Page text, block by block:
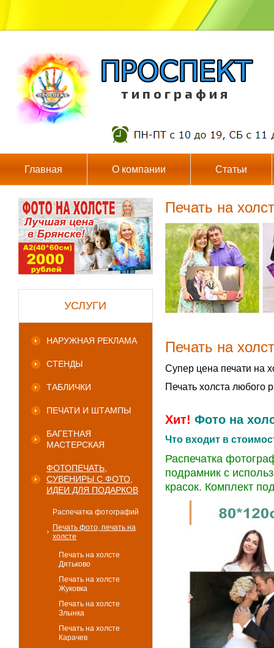
т и п о г р а ф и я
Главная О компании Статьи
УСЛУГИ
НАРУЖНАЯ РЕКЛАМА
СТЕНДЫ
ТАБЛИЧКИ
ПЕЧАТИ И ШТАМПЫ
БАГЕТНАЯ
МАСТЕРСКАЯ
ФОТОПЕЧАТЬ,
СУВЕНИРЫ С ФОТО,
ИДЕИ ДЛЯ ПОДАРКОВ
Распечатка фотографий
Печать фото, печать на
холсте
Печать на холсте
Дятьково
Печать на холсте
Жуковка
Печать на холсте
Злынка
Печать на холсте
Карачев
Печать на
Печать на
Супер цена печати на
Печать холста любого
Хит! Фото на
Что входит в
Распечатка
подрамник с
красок. Комплект